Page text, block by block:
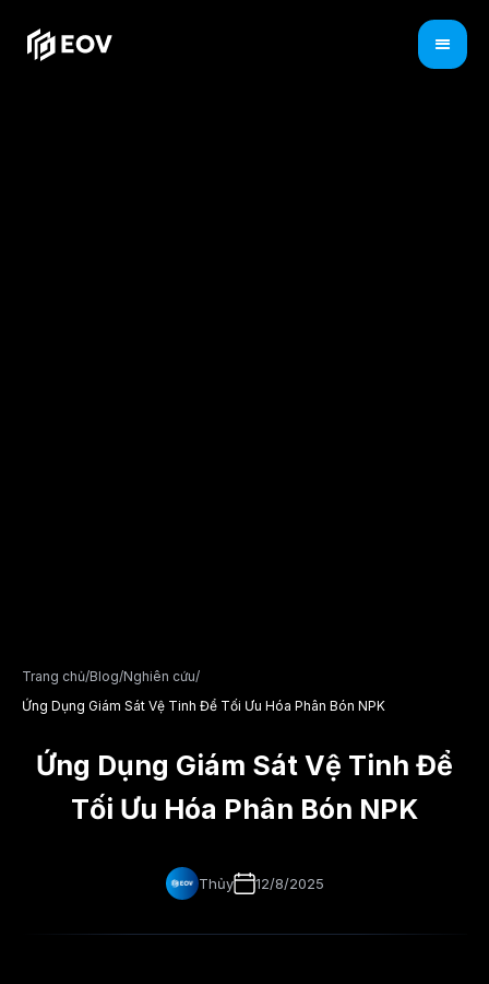
Trang chủ/Blog/Nghiên cứu/
Ứng Dụng Giám Sát Vệ Tinh Để Tối Ưu Hóa Phân Bón NPK
Ứng Dụng Giám Sát Vệ Tinh Để
Tối Ưu Hóa Phân Bón NPK
Thủy 12/8/2025